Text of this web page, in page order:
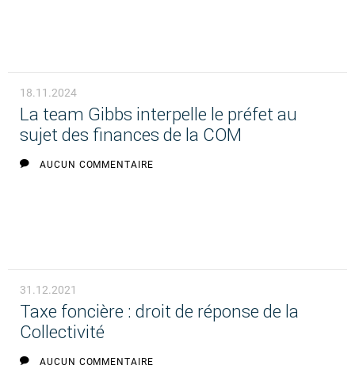
18.11.2024
La team Gibbs interpelle le préfet au
sujet des finances de la COM
AUCUN COMMENTAIRE
31.12.2021
Taxe foncière : droit de réponse de la
Collectivité
AUCUN COMMENTAIRE